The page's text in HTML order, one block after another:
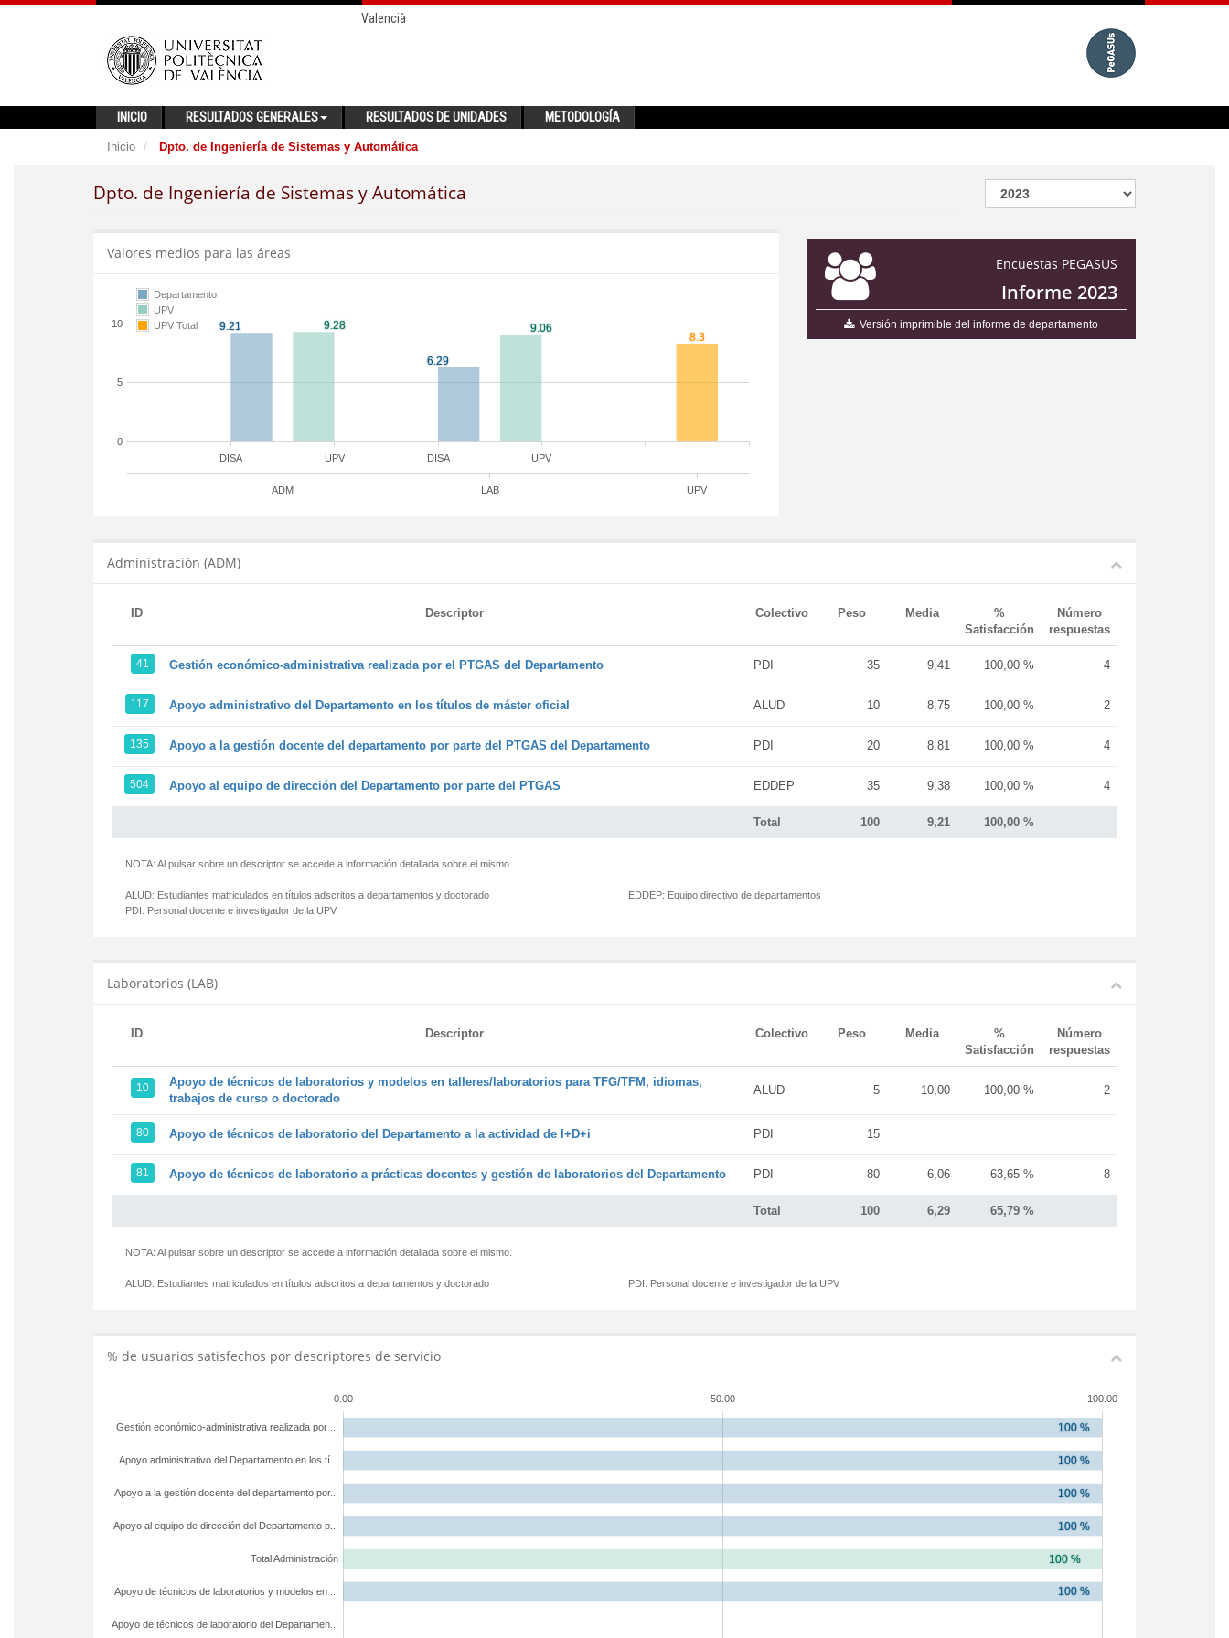
Valencià
INICIO RESULTADOS GENERALES RESULTADOS DE UNIDADES METODOLOGÍA
Inicio Dpto. de Ingeniería de Sistemas y Automática
Dpto. de Ingeniería de Sistemas y Automática
Encuestas PEGASUS
Informe 2023
Versión imprimible del informe de departamento
Valores medios para las áreas
DISA DISA
UPV UPV
ADM LAB UPV
0
5
10
Departamento
UPV
UPV Total
Administración (ADM)
ID Descriptor Colectivo Peso Media
%
Satisfacción
Número
respuestas
Total 100 9,21 100,00 %
41 Gestión económico-administrativa realizada por el PTGAS del Departamento PDI 35 9,41 100,00 % 4
117 Apoyo administrativo del Departamento en los títulos de máster oficial ALUD 10 8,75 100,00 % 2
135 Apoyo a la gestión docente del departamento por parte del PTGAS del Departamento PDI 20 8,81 100,00 % 4
504 Apoyo al equipo de dirección del Departamento por parte del PTGAS EDDEP 35 9,38 100,00 % 4
NOTA: Al pulsar sobre un descriptor se accede a información detallada sobre el mismo.
ALUD: Estudiantes matriculados en títulos adscritos a departamentos y doctorado
PDI: Personal docente e investigador de la UPV
EDDEP: Equipo directivo de departamentos
Laboratorios (LAB)
ID Descriptor Colectivo Peso Media
%
Satisfacción
Número
respuestas
Total 100 6,29 65,79 %
10
Apoyo de técnicos de laboratorios y modelos en talleres/laboratorios para TFG/TFM, idiomas,
trabajos de curso o doctorado
ALUD 5 10,00 100,00 % 2
80 Apoyo de técnicos de laboratorio del Departamento a la actividad de I+D+i PDI 15
81 Apoyo de técnicos de laboratorio a prácticas docentes y gestión de laboratorios del Departamento PDI 80 6,06 63,65 % 8
NOTA: Al pulsar sobre un descriptor se accede a información detallada sobre el mismo.
ALUD: Estudiantes matriculados en títulos adscritos a departamentos y doctorado PDI: Personal docente e investigador de la UPV
% de usuarios satisfechos por descriptores de servicio
0.00 50.00 100.00
Apoyo de técnicos de laboratorio del Departamen...
Apoyo de técnicos de laboratorios y modelos en ...
Total Administración
Apoyo al equipo de dirección del Departamento p...
Apoyo a la gestión docente del departamento por...
Apoyo administrativo del Departamento en los tí...
Gestión económico-administrativa realizada por ...